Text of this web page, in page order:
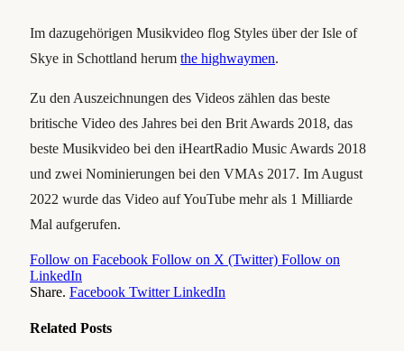
Im dazugehörigen Musikvideo flog Styles über der Isle of
Skye in Schottland herum the highwaymen.
Zu den Auszeichnungen des Videos zählen das beste
britische Video des Jahres bei den Brit Awards 2018, das
beste Musikvideo bei den iHeartRadio Music Awards 2018
und zwei Nominierungen bei den VMAs 2017. Im August
2022 wurde das Video auf YouTube mehr als 1 Milliarde
Mal aufgerufen.
Follow on Facebook Follow on X (Twitter) Follow on
LinkedIn
Share. Facebook Twitter LinkedIn
Related Posts